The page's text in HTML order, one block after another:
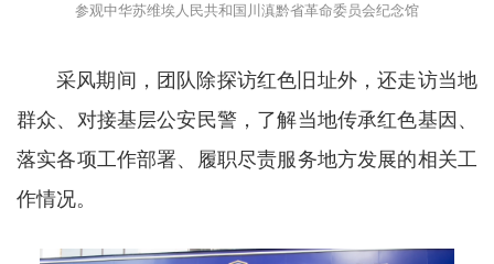
参观中华苏维埃人民共和国川滇黔省革命委员会纪念馆
采风期间，团队除探访红色旧址外，还走访当地
群众、对接基层公安民警，了解当地传承红色基因、
落实各项工作部署、履职尽责服务地方发展的相关工
作情况。